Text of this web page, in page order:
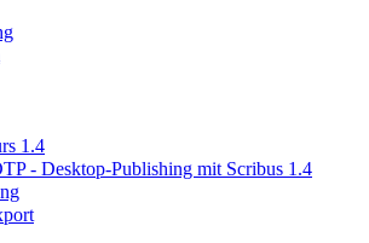
1.4
- Desktop-Publishing mit Scribus 1.4